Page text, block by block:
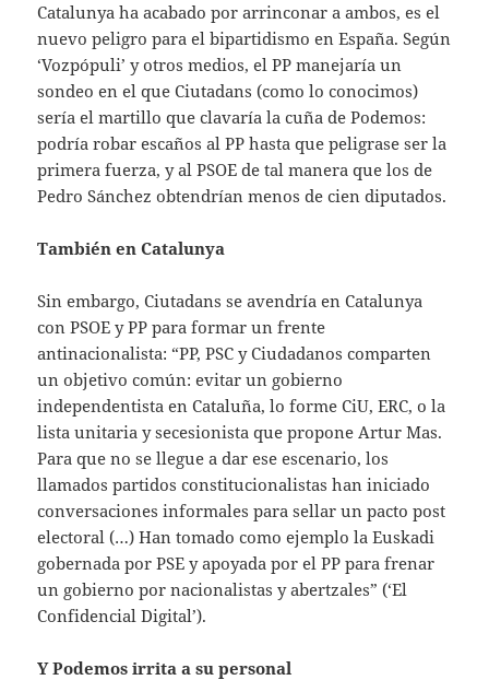
Catalunya ha acabado por arrinconar a ambos, es el
nuevo peligro para el bipartidismo en España. Según
‘Vozpópuli’ y otros medios, el PP manejaría un
sondeo en el que Ciutadans (como lo conocimos)
sería el martillo que clavaría la cuña de Podemos:
podría robar escaños al PP hasta que peligrase ser la
primera fuerza, y al PSOE de tal manera que los de
Pedro Sánchez obtendrían menos de cien diputados.
También en Catalunya
Sin embargo, Ciutadans se avendría en Catalunya
con PSOE y PP para formar un frente
antinacionalista: “PP, PSC y Ciudadanos comparten
un objetivo común: evitar un gobierno
independentista en Cataluña, lo forme CiU, ERC, o la
lista unitaria y secesionista que propone Artur Mas.
Para que no se llegue a dar ese escenario, los
llamados partidos constitucionalistas han iniciado
conversaciones informales para sellar un pacto post
electoral (…) Han tomado como ejemplo la Euskadi
gobernada por PSE y apoyada por el PP para frenar
un gobierno por nacionalistas y abertzales” (‘El
Confidencial Digital’).
Y Podemos irrita a su personal